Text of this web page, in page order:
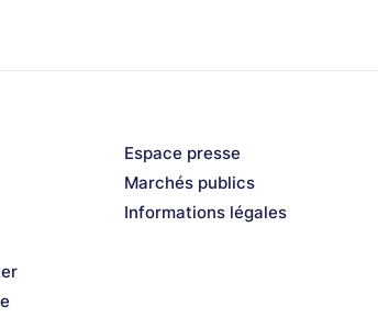
Espace presse
Marchés publics
Informations légales